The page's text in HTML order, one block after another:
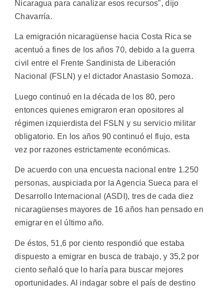
Nicaragua para canalizar esos recursos", dijo
Chavarría.
La emigración nicaragüense hacia Costa Rica se
acentuó a fines de los años 70, debido a la guerra
civil entre el Frente Sandinista de Liberación
Nacional (FSLN) y el dictador Anastasio Somoza.
Luego continuó en la década de los 80, pero
entonces quienes emigraron eran opositores al
régimen izquierdista del FSLN y su servicio militar
obligatorio. En los años 90 continuó el flujo, esta
vez por razones estrictamente económicas.
De acuerdo con una encuesta nacional entre 1.250
personas, auspiciada por la Agencia Sueca para el
Desarrollo Internacional (ASDI), tres de cada diez
nicaragüenses mayores de 16 años han pensado en
emigrar en el último año.
De éstos, 51,6 por ciento respondió que estaba
dispuesto a emigrar en busca de trabajo, y 35,2 por
ciento señaló que lo haría para buscar mejores
oportunidades. Al indagar sobre el país de destino